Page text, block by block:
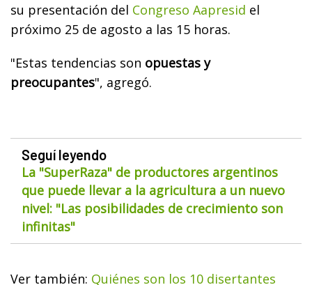
su presentación del Congreso Aapresid el
próximo 25 de agosto a las 15 horas.
"Estas tendencias son opuestas y
preocupantes", agregó.
Seguí leyendo
La "SuperRaza" de productores argentinos
que puede llevar a la agricultura a un nuevo
nivel: "Las posibilidades de crecimiento son
infinitas"
Ver también: Quiénes son los 10 disertantes